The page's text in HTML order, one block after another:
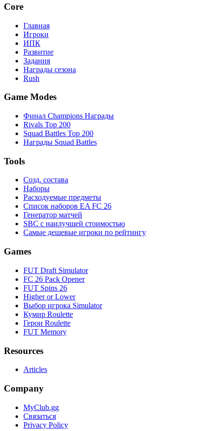
Core
Главная
Игроки
ИПК
Развитие
Задания
Награды сезона
Rush
Game Modes
Финал Champions Награды
Rivals Top 200
Squad Battles Top 200
Награды Squad Battles
Tools
Созд. состава
Наборы
Расходуемые предметы
Список наборов EA FC 26
Генератор матчей
SBC с наилучшей стоимостью
Самые дешевые игроки по рейтингу
Games
FUT Draft Simulator
FC 26 Pack Opener
FUT Spins 26
Higher or Lower
Выбор игрока Simulator
Кумир Roulette
Герои Roulette
FUT Memory
Resources
Articles
Company
MyClub.gg
Связаться
Privacy Policy